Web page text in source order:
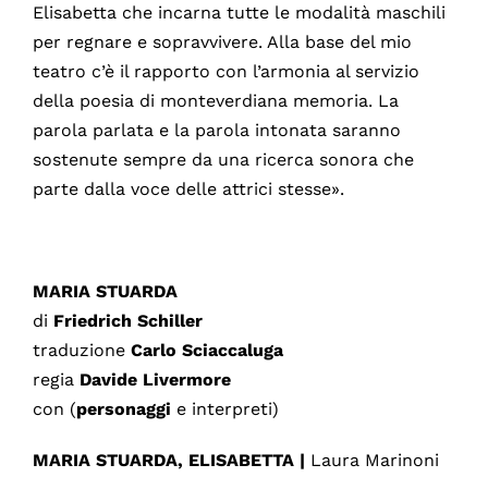
Elisabetta che incarna tutte le modalità maschili
per regnare e sopravvivere. Alla base del mio
teatro c’è il rapporto con l’armonia al servizio
della poesia di monteverdiana memoria. La
parola parlata e la parola intonata saranno
sostenute sempre da una ricerca sonora che
parte dalla voce delle attrici stesse».
MARIA STUARDA
di Friedrich Schiller
traduzione Carlo Sciaccaluga
regia Davide Livermore
con (personaggi e interpreti)
MARIA STUARDA, ELISABETTA | Laura Marinoni